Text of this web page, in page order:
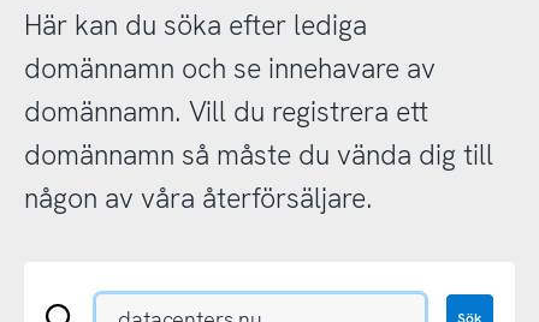
Här kan du söka efter lediga
domännamn och se innehavare av
domännamn. Vill du registrera ett
domännamn så måste du vända dig till
någon av våra återförsäljare.
Sök